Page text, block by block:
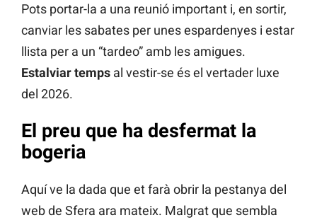
Pots portar-la a una reunió important i, en sortir,
canviar les sabates per unes espardenyes i estar
llista per a un “tardeo” amb les amigues.
Estalviar temps al vestir-se és el vertader luxe
del 2026.
El preu que ha desfermat la
bogeria
Aquí ve la dada que et farà obrir la pestanya del
web de Sfera ara mateix. Malgrat que sembla